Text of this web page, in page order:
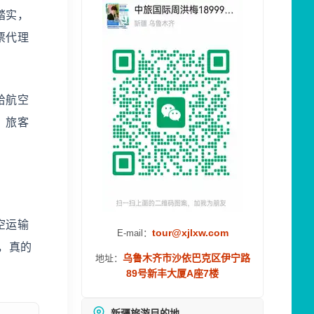
，
代理
航空
旅客
运输
真的
E-mail： tour@xjlxw.com
地址： 乌鲁木齐市沙依巴克区伊宁路
89号新丰大厦A座7楼